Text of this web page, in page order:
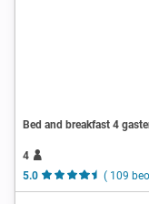
Bed and breakfast 4
4
5.0
( 109